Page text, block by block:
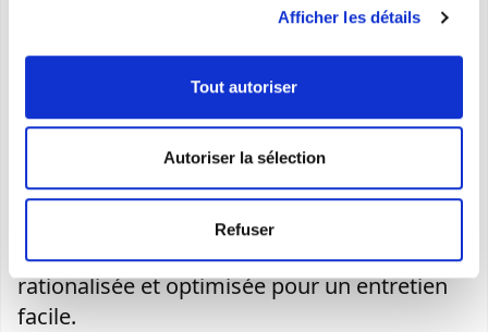
Afficher les détails
Tout autoriser
Autoriser la sélection
Refuser
Puissance max:2,1 kW
Disponible uniquement en version HP (pompe à
chaleur). L'évacuation des condensats est toujours
Classe en rafraîchissement:A
R290
Disposition interne de la machine
rationalisée et optimisée pour un entretien
facile.